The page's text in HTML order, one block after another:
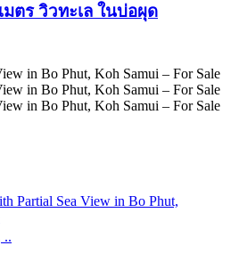
ตร วิวทะเล ในบ่อผุด